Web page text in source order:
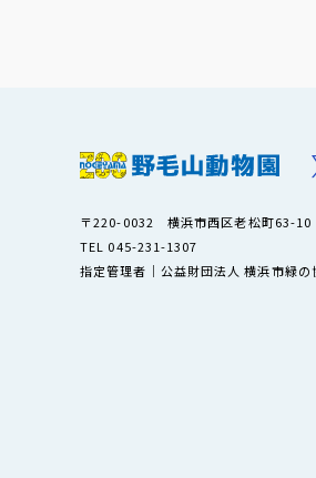
〒220-0032 横浜市西区老松町63-10
TEL 045-231-1307
指定管理者｜公益財団法人 横浜市緑の